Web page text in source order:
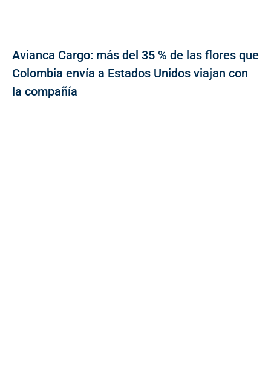
Avianca Cargo: más del 35 % de las flores que
Colombia envía a Estados Unidos viajan con
la compañía